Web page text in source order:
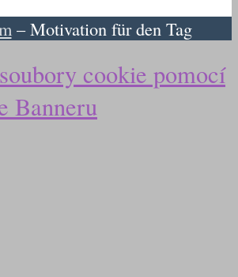
– Motivation für den Tag
cookie pomocí
Banneru